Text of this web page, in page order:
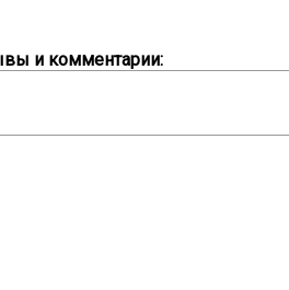
и комментарии: